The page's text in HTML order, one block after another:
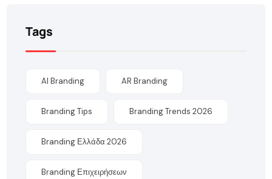
Tags
AI Branding AR Branding
Branding Tips Branding Trends 2026
Branding Ελλάδα 2026
Branding Επιχειρήσεων